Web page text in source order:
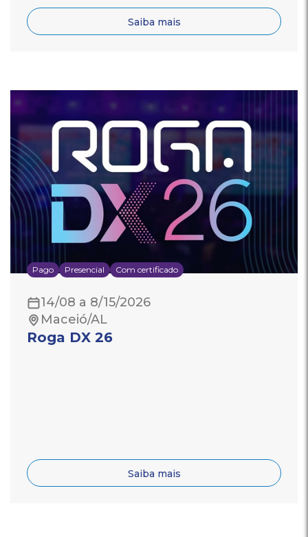
Saiba mais
Pago Presencial Com certificado
14/08 a 8/15/2026
Maceió/AL
Roga DX 26
Saiba mais